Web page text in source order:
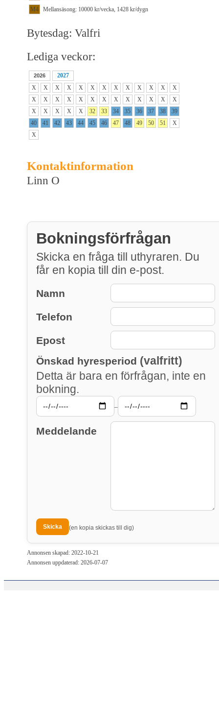
M4
Mellansäsong: 10000 kr/vecka, 1428 kr/dygn
Bytesdag: Valfri
Lediga veckor:
2026
2027
X
X X X X X X X X X X X
X
X
X X X X X X X X X X X
X
X
X X X X 32 33 34 35 36 37 38
39
40
41 42 43 44 45 46 47 48 49 50 51
X
X
Kontaktinformation
Linn O
Bokningsförfrågan
Skicka en fråga till uthyraren. Du
får en kopia till din e-post.
Namn
Telefon
Epost
Önskad hyresperiod (valfritt)
Detta är bara en förfrågan, inte en
bokning.
–
Meddelande
(en kopia skickas till dig)
Annonsen skapad: 2022-10-21
Annonsen uppdaterad: 2026-07-07